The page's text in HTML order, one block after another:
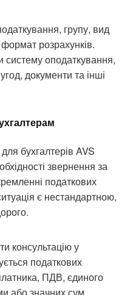
групу, вид
розрахунків.
систему оподаткування,
документи та інші
бухгалтерів AVS
звернення за
податкових
є нестандартною,
консультацію у
податкових
платника, ПДВ, єдиного
або значних сум.